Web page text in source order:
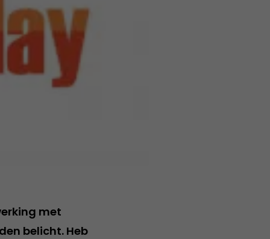
met
belicht. Heb